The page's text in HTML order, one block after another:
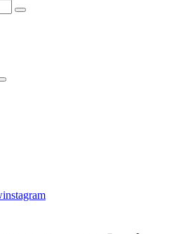
instagram